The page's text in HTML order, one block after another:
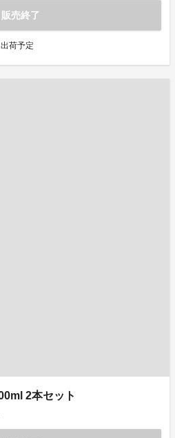
販売終了
荷予定
2本セット